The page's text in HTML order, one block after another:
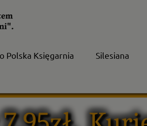
Polska Księgarnia Silesiana